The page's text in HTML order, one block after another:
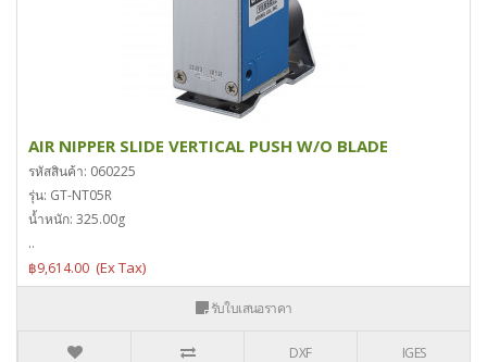
AIR NIPPER SLIDE VERTICAL PUSH W/O BLADE
รหัสสินค้า: 060225
รุ่น: GT-NT05R
น้ำหนัก: 325.00g
..
฿9,614.00
รับใบเสนอราคา
DXF IGES